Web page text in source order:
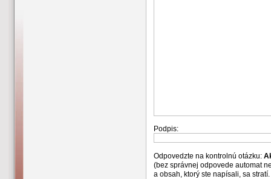
Podpis:
Odpovedzte na kontrolnú otázku:
(bez správnej odpovede automat
a obsah, ktorý ste napísali, sa